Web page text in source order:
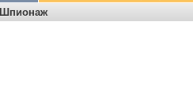
Шпионаж